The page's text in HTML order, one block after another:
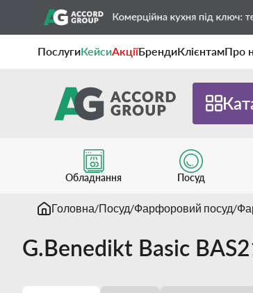
ПослугиКейсиАкціїБрендиКлієнтамПро
Обладнання Посуд
Головна Посуд Фарфоровий посуд
G.Benedikt Basic